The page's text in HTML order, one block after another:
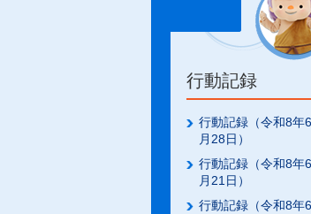
行動記録
行動記録（令和8年
月28日）
行動記録（令和8年
月21日）
行動記録（令和8年